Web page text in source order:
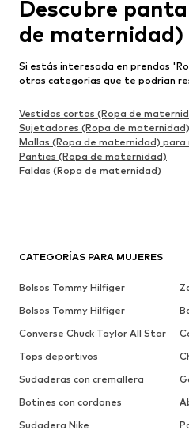
CATEGORÍAS PARA MUJERES
Bolsos Tommy Hilfiger
Bolsos Tommy Hilfiger
Converse Chuck Taylor All Star
Tops deportivos
Sudaderas con cremallera
Botines con cordones
Sudadera Nike
Descubre
de
Si estás interesada en prendas
otras categorías que te podrían
Vestidos cortos (Ropa de
Sujetadores (Ropa de maternidad)
Mallas (Ropa de maternidad) para
Panties (Ropa de maternidad)
Faldas (Ropa de maternidad)